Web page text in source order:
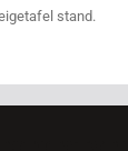
stand.